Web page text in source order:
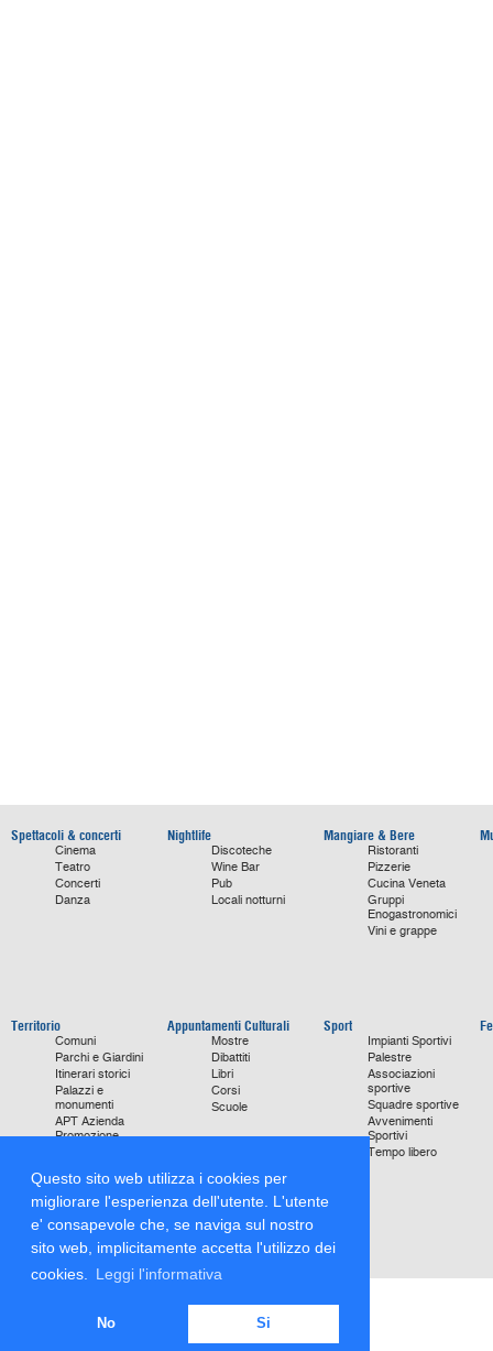
Questo sito web utilizza i cookies per
migliorare l'esperienza dell'utente. L'utente
e' consapevole che, se naviga sul nostro
sito web, implicitamente accetta l'utilizzo dei
cookies.
Leggi l'informativa
No Si
Spettacoli & concerti
Cinema
Teatro
Concerti
Danza
Nightlife
Discoteche
Wine Bar
Pub
Locali notturni
Mangiare & Bere
Ristoranti
Pizzerie
Cucina Veneta
Gruppi
Enogastronomici
Vini e grappe
Territorio
Comuni
Parchi e Giardini
Itinerari storici
Palazzi e
monumenti
APT Azienda
Promozione
Chiese
monumentali
Storie di Successo
Focus on
Appuntamenti Culturali
Mostre
Dibattiti
Libri
Corsi
Scuole
Sport
Impianti Sportivi
Palestre
Associazioni
sportive
Squadre sportive
Avvenimenti
Sportivi
Tempo libero